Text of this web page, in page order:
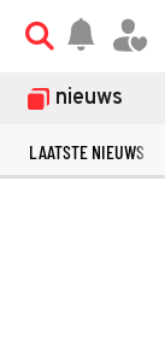
nieuws
LAATSTE NIEUWS